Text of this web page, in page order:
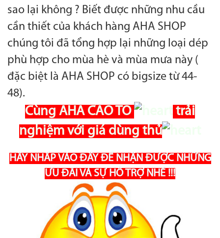
sao lại không ? Biết được những nhu cầu
cần thiết của khách hàng AHA SHOP
chúng tôi đã tổng hợp lại những loại dép
phù hợp cho mùa hè và mùa mưa này (
đặc biệt là AHA SHOP có bigsize từ 44-
48).
Cùng AHA CAO TO
trải
nghiệm với giá dùng thử
HÃY NHẤP VÀO ĐÂY ĐỂ NHẬN ĐƯỢCNHỮNG
ƯU ĐÃIVÀ SỰ HỖ TRỢ NHÉ !!!